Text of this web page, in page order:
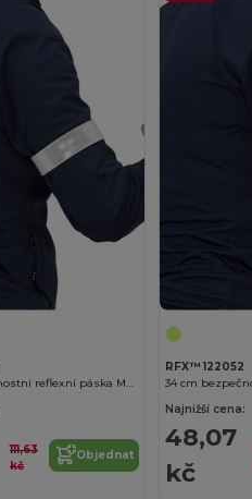
38 cm bezpečnostní reflexní páska Mats
111,63
kč
Objednat
RFX™ 122052
Najnižší cena:
48,07
kč